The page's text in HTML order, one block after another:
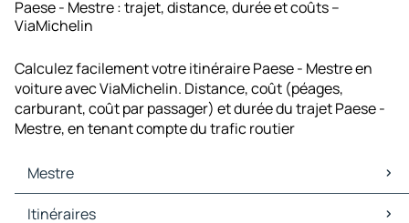
Paese - Mestre : trajet, distance, durée et coûts –
ViaMichelin
Calculez facilement votre itinéraire Paese - Mestre en
voiture avec ViaMichelin. Distance, coût (péages,
carburant, coût par passager) et durée du trajet Paese -
Mestre, en tenant compte du trafic routier
Mestre
Mestre Cartes et plans
Itinéraires